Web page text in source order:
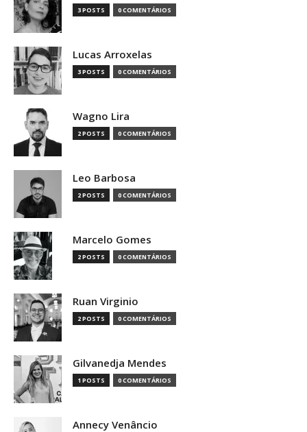
3 POSTS 0 COMENTÁRIOS
Lucas Arroxelas
3 POSTS 0 COMENTÁRIOS
Wagno Lira
2 POSTS 0 COMENTÁRIOS
Leo Barbosa
2 POSTS 0 COMENTÁRIOS
Marcelo Gomes
2 POSTS 0 COMENTÁRIOS
Ruan Virginio
2 POSTS 0 COMENTÁRIOS
Gilvanedja Mendes
1 POSTS 0 COMENTÁRIOS
Annecy Venâncio